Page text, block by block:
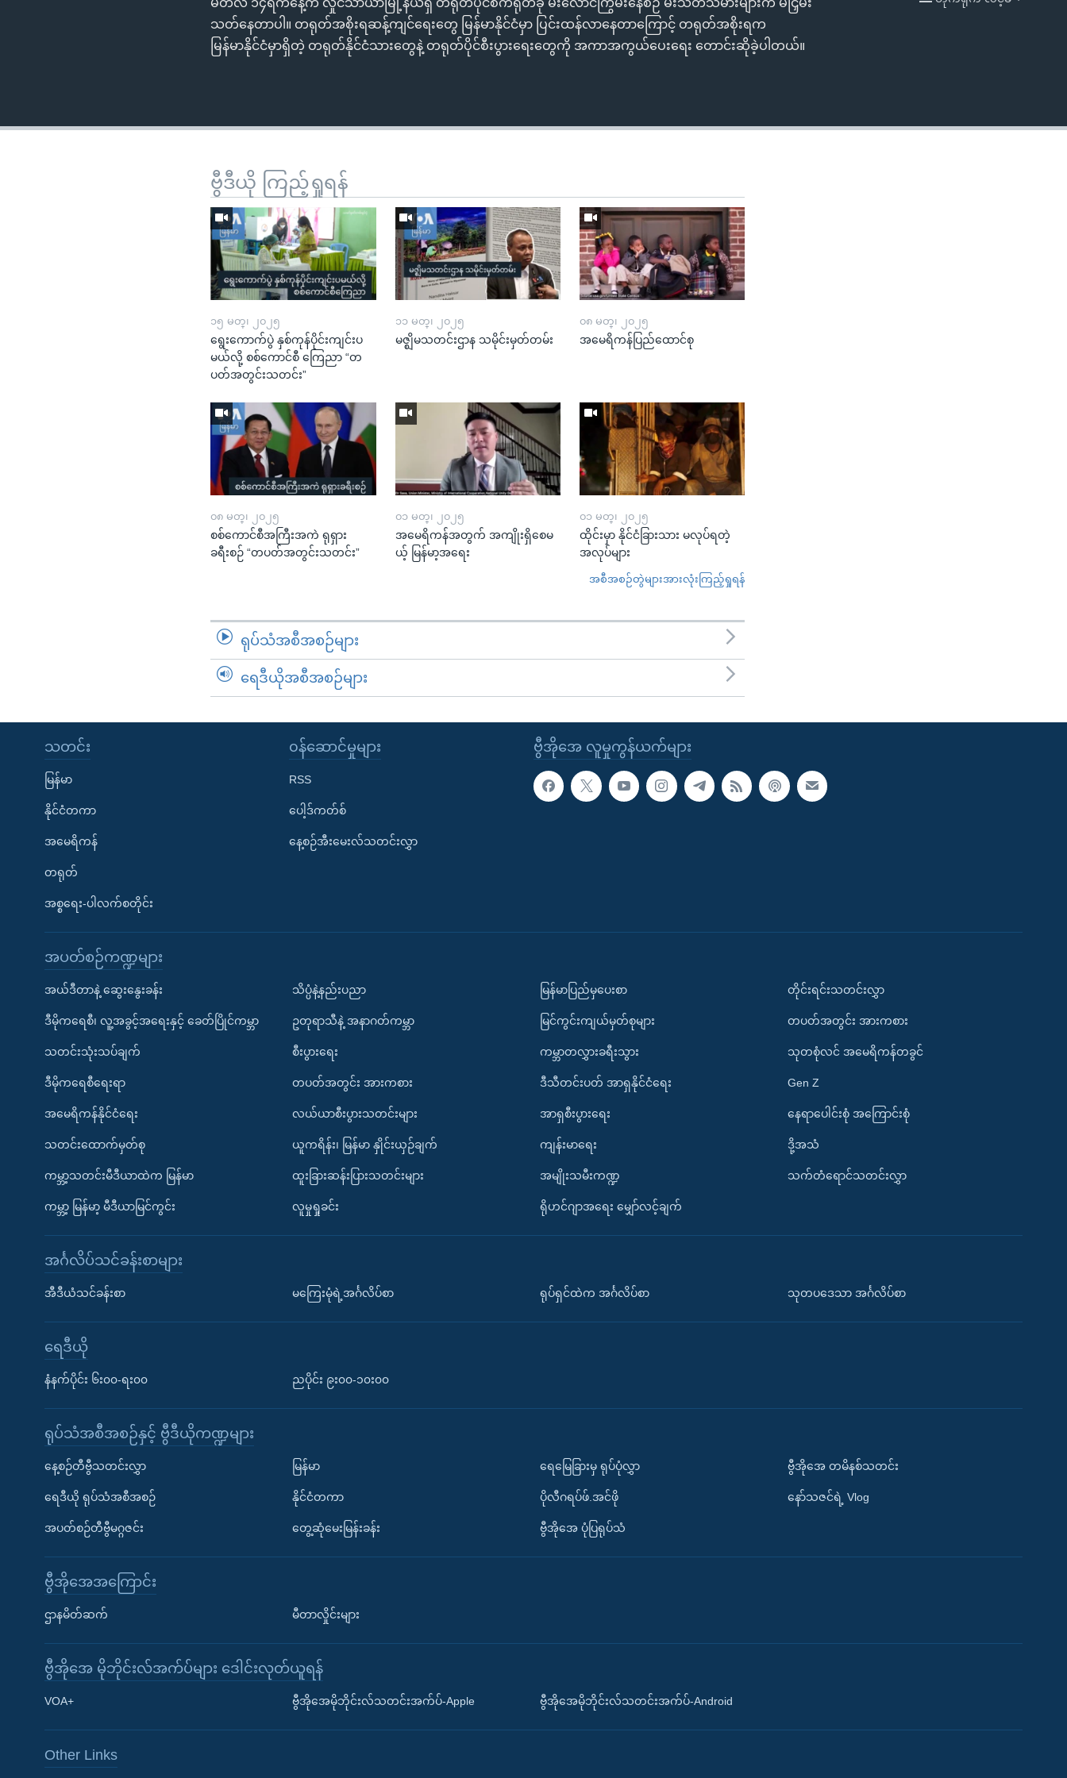
Learning English
ဗွီအိုအေ လူမှုကွန်ယက်များ
ဘာသာစကားများ
EMBED
မတ်လ ၁၄ရက်နေ့က လှိုင်သာယာမြို့နယ်ရှိ တရုတ်ပိုင်စက်ရုံတခု မီးလောင်ကြွမ်းနေစဉ် မီးသတ်သမားများက မီငြှိမ်း
သတ်နေတာပါ။ တရုတ်အစိုးရဆန့်ကျင်ရေးတွေ မြန်မာနိုင်ငံမှာ ပြင်းထန်လာနေတာကြောင့် တရုတ်အစိုးရက
မြန်မာနိုင်ငံမှာရှိတဲ့ တရုတ်နိုင်ငံသားတွေနဲ့ တရုတ်ပိုင်စီးပွားရေးတွေကို အကာအကွယ်ပေးရေး တောင်းဆိုခဲ့ပါတယ်။
ဗွီဒီယို ကြည့်ရှုရန်
၁၅ မတ္၊ ၂၀၂၅
ရွေးကောက်ပွဲ နှစ်ကုန်ပိုင်းကျင်းပ
မယ်လို့ စစ်ကောင်စီ ကြေညာ “တ
ပတ်အတွင်းသတင်း”
၁၁ မတ္၊ ၂၀၂၅
မဇ္ဈိမသတင်းဌာန သမိုင်းမှတ်တမ်း
၀၈ မတ္၊ ၂၀၂၅
အမေရိကန်ပြည်ထောင်စု
၀၈ မတ္၊ ၂၀၂၅
စစ်ကောင်စီအကြီးအကဲ ရုရှား
ခရီးစဉ် “တပတ်အတွင်းသတင်း”
၀၁ မတ္၊ ၂၀၂၅
အမေရိကန်အတွက် အကျိုးရှိစေမ
ယ့် မြန်မာ့အရေး
၀၁ မတ္၊ ၂၀၂၅
ထိုင်းမှာ နိုင်ငံခြားသား မလုပ်ရတဲ့
အလုပ်များ
အစီအစဉ်တွဲများအားလုံးကြည့်ရှုရန်
ရုပ်သံအစီအစဉ်များ
ရေဒီယိုအစီအစဉ်များ
ဗွီအိုအေ လူမှုကွန်ယက်များ
သတင်း
မြန်မာ
နိုင်ငံတကာ
အမေရိကန်
တရုတ်
အစ္စရေး-ပါလက်စတိုင်း
၀န်ဆောင်မှုများ
RSS
ပေါ့ဒ်ကတ်စ်
နေ့စဉ်အီးမေးလ်သတင်းလွှာ
အပတ်စဉ်ကဏ္ဍများ
အယ်ဒီတာနဲ့ ဆွေးနွေးခန်း
ဒီမိုကရေစီ၊ လူ့အခွင့်အရေးနှင့် ခေတ်ပြိုင်ကမ္ဘာ
သတင်းသုံးသပ်ချက်
ဒီမိုကရေစီရေးရာ
အမေရိကန်နိုင်ငံရေး
သတင်းထောက်မှတ်စု
ကမ္ဘာ့သတင်းမီဒီယာထဲက မြန်မာ
ကမ္ဘာ့ မြန်မာ့ မီဒီယာမြင်ကွင်း
သိပ္ပံနဲ့နည်းပညာ
ဥတုရာသီနဲ့ အနာဂတ်ကမ္ဘာ
စီးပွားရေး
တပတ်အတွင်း အားကစား
လယ်ယာစီးပွားသတင်းများ
ယူကရိန်း၊ မြန်မာ နှိုင်းယှဉ်ချက်
ထူးခြားဆန်းပြားသတင်းများ
လူမှုရှုခင်း
မြန်မာပြည်မှပေးစာ
မြင်ကွင်းကျယ်မှတ်စုများ
ကမ္ဘာတလွှားခရီးသွား
ဒီသီတင်းပတ် အာရှနိုင်ငံရေး
အာရှစီးပွားရေး
ကျန်းမာရေး
အမျိုးသမီးကဏ္ဍ
ရိုဟင်ဂျာအရေး မျှော်လင့်ချက်
တိုင်းရင်းသတင်းလွှာ
တပတ်အတွင်း အားကစား
သုတစုံလင် အမေရိကန်တခွင်
Gen Z
နေရာပေါင်းစုံ အကြောင်းစုံ
ဒို့အသံ
သက်တံရောင်သတင်းလွှာ
အင်္ဂလိပ်သင်ခန်းစာများ
အီဒီယံသင်ခန်းစာ မကြေးမုံရဲ့အင်္ဂလိပ်စာ ရုပ်ရှင်ထဲက အင်္ဂလိပ်စာ သုတပဒေသာ အင်္ဂလိပ်စာ
ရေဒီယို
နံနက်ပိုင်း ၆း၀၀-ရး၀၀ ညပိုင်း ၉း၀၀-၁၀း၀၀
ရုပ်သံအစီအစဉ်နှင့် ဗွီဒီယိုကဏ္ဍများ
နေ့စဉ်တီဗွီသတင်းလွှာ
ရေဒီယို ရုပ်သံအစီအစဉ်
အပတ်စဉ်တီဗွီမဂ္ဂဇင်း
မြန်မာ
နိုင်ငံတကာ
တွေ့ဆုံမေးမြန်းခန်း
ရေမြေခြားမှ ရုပ်ပုံလွှာ
ပိုလီဂရပ်ဖ်.အင်ဖို
ဗွီအိုအေ ပုံပြရုပ်သံ
ဗွီအိုအေ တမိနစ်သတင်း
နော်သဇင်ရဲ့ Vlog
ဗွီအိုအေအကြောင်း
ဌာနမိတ်ဆက် မီတာလှိုင်းများ
ဗွီအိုအေ မိုဘိုင်းလ်အက်ပ်များ ဒေါင်းလုတ်ယူရန်
VOA+ ဗွီအိုအေမိုဘိုင်းလ်သတင်းအက်ပ်-Apple ဗွီအိုအေမိုဘိုင်းလ်သတင်းအက်ပ်-Android
Other Links